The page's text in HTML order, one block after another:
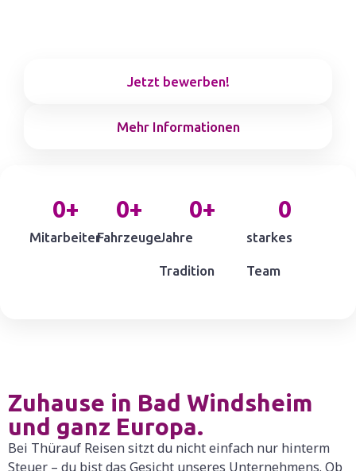
Jetzt bewerben!
Mehr Informationen
Mitarbeiter
0+
Fahrzeuge
0+
Jahre
Tradition
0+
starkes
Team
0
Zuhause in Bad Windsheim
und ganz Europa.
Bei Thürauf Reisen sitzt du nicht einfach nur hinterm
Steuer – du bist das Gesicht unseres Unternehmens. Ob